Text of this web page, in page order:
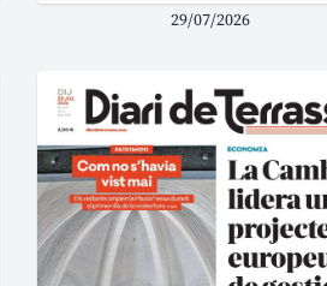
29/07/2026